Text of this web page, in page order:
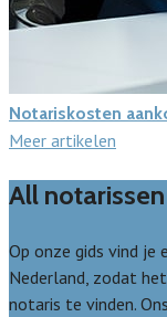
Notariskosten
Meer artikelen
All
Op onze gids vind je
Nederland, zodat
notaris te vinden.